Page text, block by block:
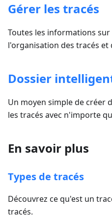
Gérer les tracés
Toutes les informations
l'organisation des tracés et
Dossier
Un moyen simple de créer
les tracés avec n'importe
En savoir plus
Types de tracés
Découvrez ce qu'est un
tracés.